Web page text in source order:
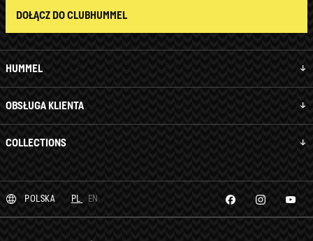
HUMMEL
OBSŁUGA KLIENTA
COLLECTIONS
DOŁĄCZ DO CLUBHUMMEL
POLSKA PL EN